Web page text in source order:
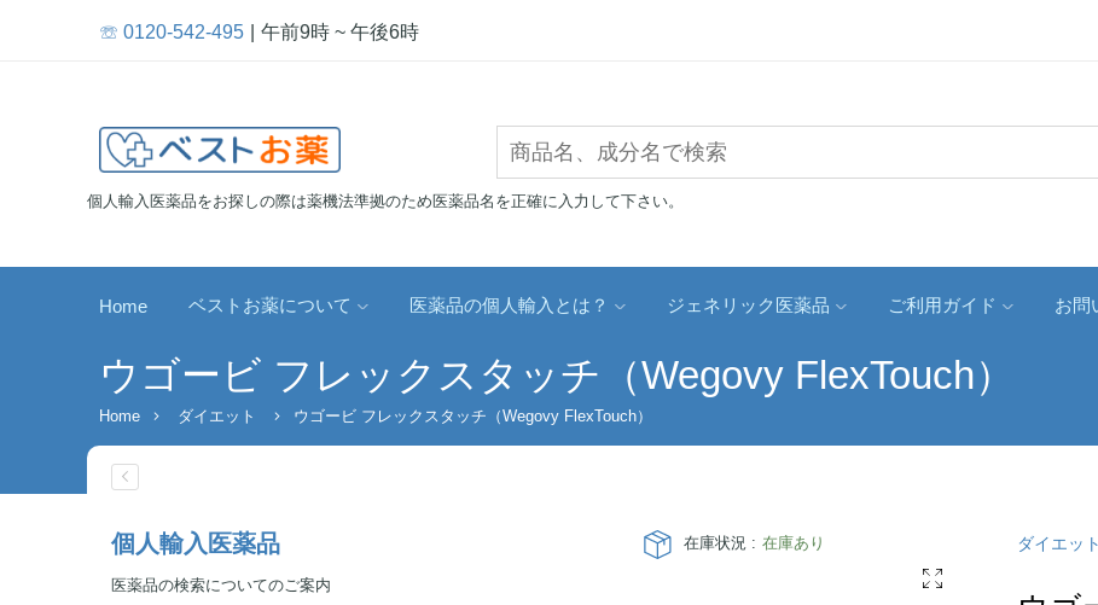
☏ 0120-542-495 午前9時 ~ 午後6時
個人輸入医薬品をお探しの際は薬機法準拠のため医薬品名を正確に入力して下さい。
Home ベストお薬について 医薬品の個人輸入とは？ ジェネリック医薬品 ご利用ガイド お問
ウゴービ フレックスタッチ（Wegovy FlexTouch）
Home ダイエット ウゴービ フレックスタッチ（Wegovy FlexTouch）
在庫状況 : 在庫あり ダイエット
個人輸入医薬品
医薬品の検索についてのご案内